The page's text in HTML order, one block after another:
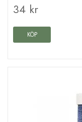
34 kr
KÖP